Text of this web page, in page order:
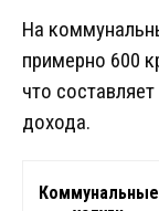
На
примерно 600
что
дохода.
Коммунальные